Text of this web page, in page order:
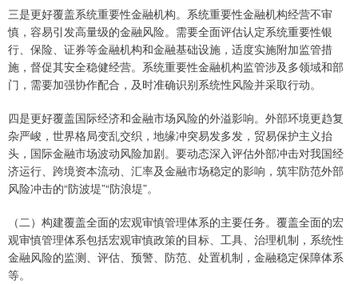
三是更好覆盖系统重要性金融机构。系统重要性金融机构经营不审
慎，容易引发高量级的金融风险。需要全面评估认定系统重要性银
行、保险、证券等金融机构和金融基础设施，适度实施附加监管措
施，督促其安全稳健经营。系统重要性金融机构监管涉及多领域和部
门，需要加强协作配合，及时准确识别系统性风险并采取行动。
四是更好覆盖国际经济和金融市场风险的外溢影响。外部环境更趋复
杂严峻，世界格局变乱交织，地缘冲突易发多发，贸易保护主义抬
头，国际金融市场波动风险加剧。要动态深入评估外部冲击对我国经
济运行、跨境资本流动、汇率及金融市场稳定的影响，筑牢防范外部
风险冲击的“防波堤”“防浪堤”。
（二）构建覆盖全面的宏观审慎管理体系的主要任务。覆盖全面的宏
观审慎管理体系包括宏观审慎政策的目标、工具、治理机制，系统性
金融风险的监测、评估、预警、防范、处置机制，金融稳定保障体系
等。